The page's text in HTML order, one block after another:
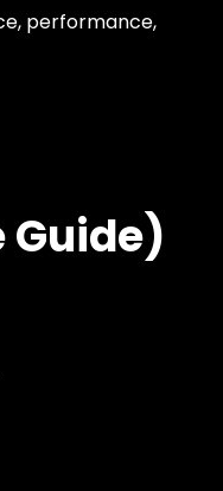
performance,
Guide)